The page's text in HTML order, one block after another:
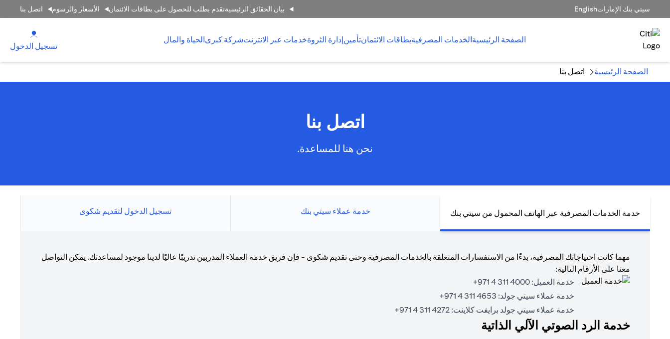
سيتي بنك الإماراتEnglish بيان الحقائق الرئيسيةتقدم بطلب للحصول على بطاقات الائتمان الأسعار والرسوم اتصل بنا
الصفحة الرئيسيةالخدمات المصرفيةبطاقات الائتمانتأمينإدارة الثروةخدمات عبر الانترنتشركة كبرىالحياة والمال
تسجيل الدخول
الصفحة الرئيسية اتصل بنا
اتصل بنا
نحن هنا للمساعدة.
خدمة الخدمات المصرفية عبر الهاتف المحمول من سيتي بنك خدمة عملاء سيتي بنك تسجيل الدخول لتقديم شكوى
مهما كانت احتياجاتك المصرفية، بدءًا من الاستفسارات المتعلقة بالخدمات المصرفية وحتى تقديم شكوى - فإن فريق خدمة العملاء المدربين تدريبًا عاليًا لدينا موجود لمساعدتك. يمكن التواصل
معنا على الأرقام التالية:
خدمة العميل: 4000 311 4 971+
خدمة عملاء سيتي جولد: 4653 311 4 971+
خدمة عملاء سيتي جولد برايفت كلاينت: 4272 311 4 971+
خدمة الرد الصوتي الآلي الذاتية